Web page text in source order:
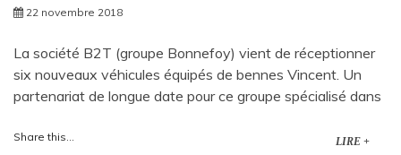
22 novembre 2018
La société B2T (groupe Bonnefoy) vient de réceptionner
six nouveaux véhicules équipés de bennes Vincent. Un
partenariat de longue date pour ce groupe spécialisé dans
Share this... LIRE +